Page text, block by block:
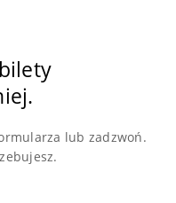
lub zadzwoń.